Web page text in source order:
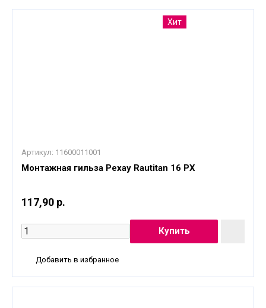
Хит
Артикул: 11600011001
Монтажная гильза Рехау Rautitan 16 PX
117,90 р.
Добавить в избранное